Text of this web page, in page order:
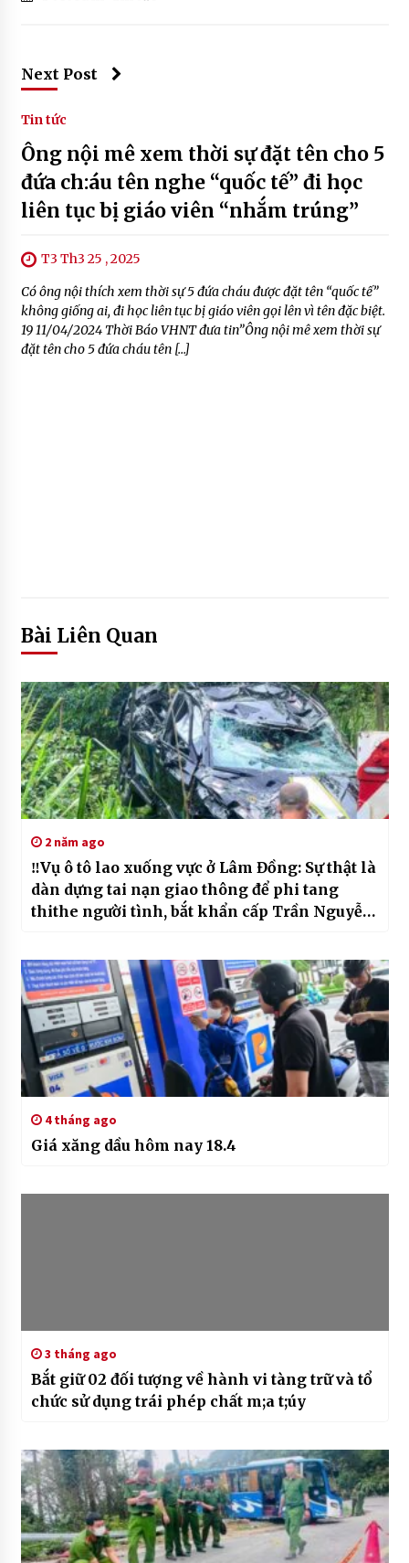
Next Post
Tin tức
Ông nội mê xem thời sự đặt tên cho 5
đứa ch:áu tên nghe “quốc tế” đi học
liên tục bị giáo viên “nhắm trúng”
T3 Th3 25 , 2025
Có ông nội thích xem thời sự 5 đứa cháu được đặt tên “quốc tế”
không giống ai, đi học liên tục bị giáo viên gọi lên vì tên đặc biệt.
19 11/04/2024 Thời Báo VHNT đưa tin”Ông nội mê xem thời sự
đặt tên cho 5 đứa cháu tên […]
Bài Liên Quan
2 năm ago
‼️Vụ ô tô lao xuống vực ở Lâm Đồng: Sự thật là
dàn dựng tai nạn giao thông để phi tang
thithe người tình, bắt khẩn cấp Trần Nguyễn
4 tháng ago
Giá xăng dầu hôm nay 18.4
3 tháng ago
Bắt giữ 02 đối tượng về hành vi tàng trữ và tổ
chức sử dụng trái phép chất m;a t;úy